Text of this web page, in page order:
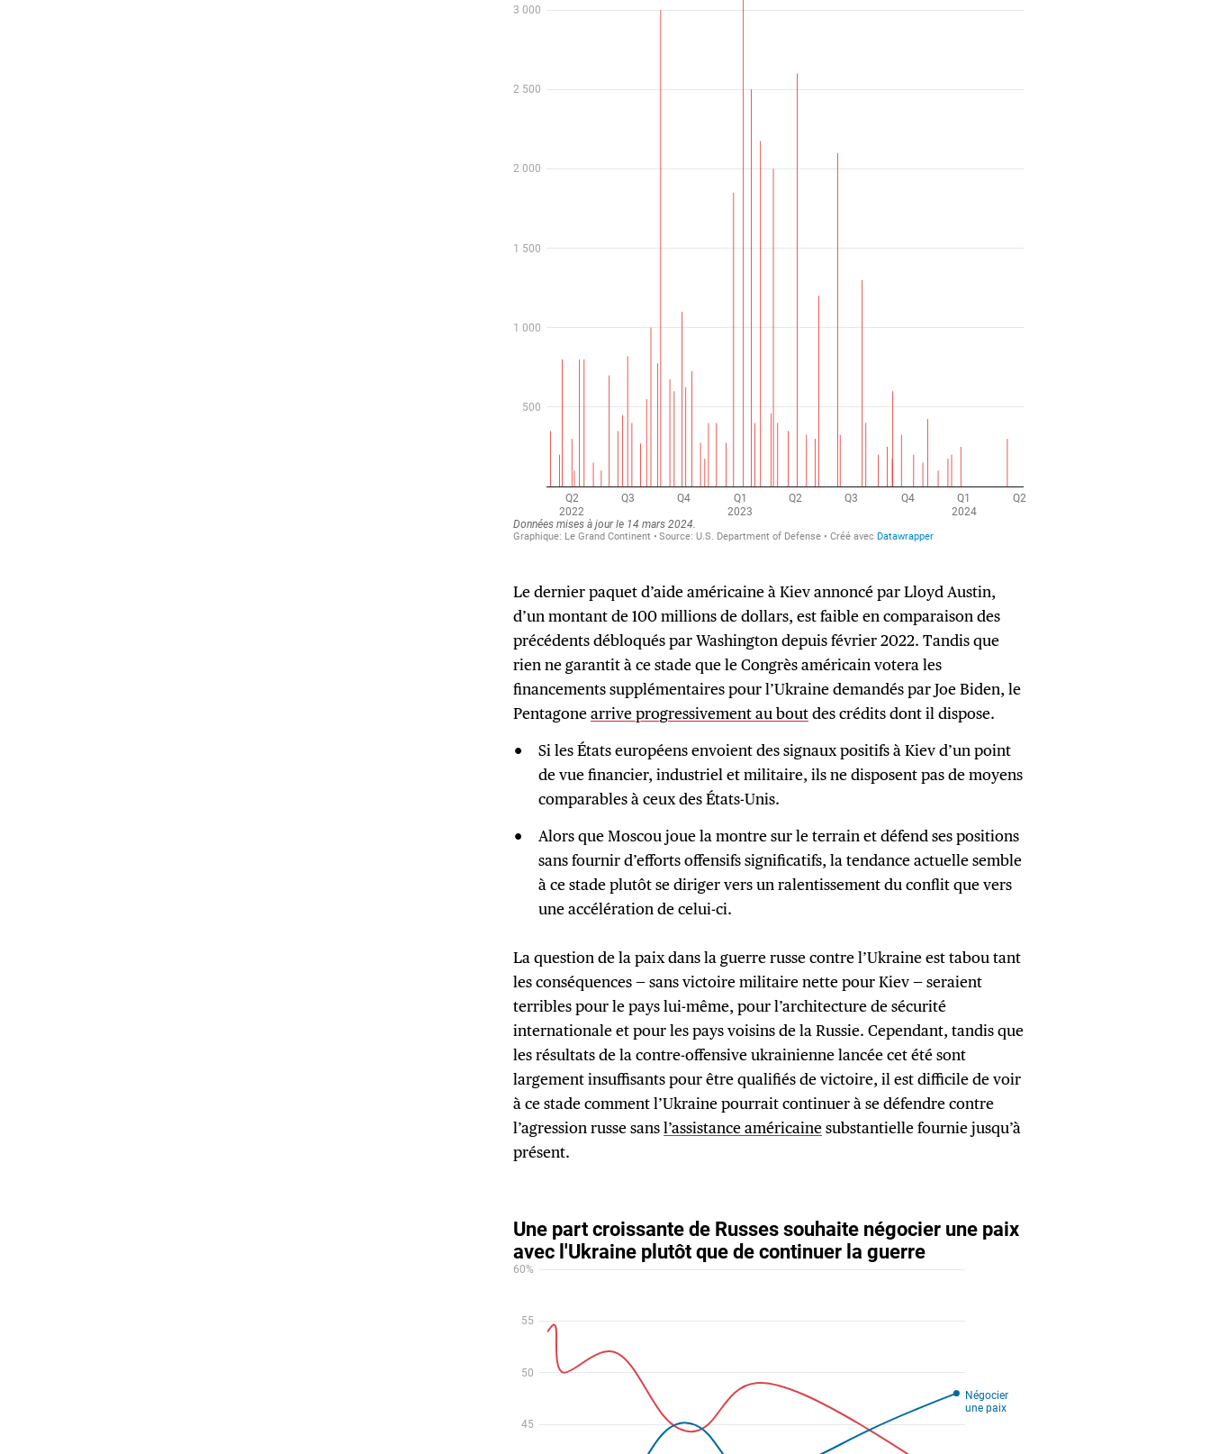
Le dernier paquet d’aide américaine à Kiev annoncé par Lloyd Austin,
d’un montant de 100 millions de dollars, est faible en comparaison des
précédents débloqués par Washington depuis février 2022. Tandis que
rien ne garantit à ce stade que le Congrès américain votera les
financements supplémentaires pour l’Ukraine demandés par Joe Biden, le
Pentagonearrive progressivement au boutdes crédits dont il dispose.
Si les États européens envoient des signaux positifs à Kiev d’un point
de vue financier, industriel et militaire, ils ne disposent pas de moyens
comparables à ceux des États-Unis.
Alors que Moscou joue la montre sur le terrain et défend ses positions
sans fournir d’efforts offensifs significatifs, la tendance actuelle semble
à ce stade plutôt se diriger vers un ralentissement du conflit que vers
une accélération de celui-ci.
La question de la paix dans la guerre russe contre l’Ukraine est tabou tant
les conséquences — sans victoire militaire nette pour Kiev — seraient
terribles pour le pays lui-même, pour l’architecture de sécurité
internationale et pour les pays voisins de la Russie. Cependant, tandis que
les résultats de la contre-offensive ukrainienne lancée cet été sont
largement insuffisants pour être qualifiés de victoire, il est difficile de voir
à ce stade comment l’Ukraine pourrait continuer à se défendre contre
l’agression russe sansl’assistance américainesubstantielle fournie jusqu’à
présent.